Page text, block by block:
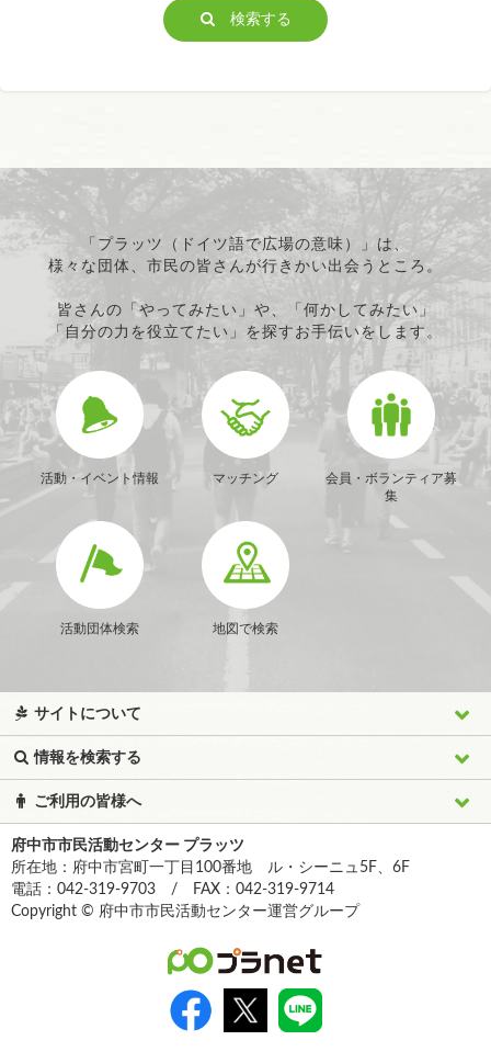
検索する
「プラッツ（ドイツ語で広場の意味）」は、
様々な団体、市民の皆さんが行きかい出会うところ。
皆さんの「やってみたい」や、「何かしてみたい」
「自分の力を役立てたい」を探すお手伝いをします。
活動・イベント情報 マッチング
会員・ボランティア募
集
活動団体検索 地図で検索
サイトについて
情報を検索する
ご利用の皆様へ
府中市市民活動センター プラッツ
所在地：府中市宮町一丁目100番地 ル・シーニュ5F、6F
電話：042-319-9703 / FAX：042-319-9714
Copyright © 府中市市民活動センター運営グループ